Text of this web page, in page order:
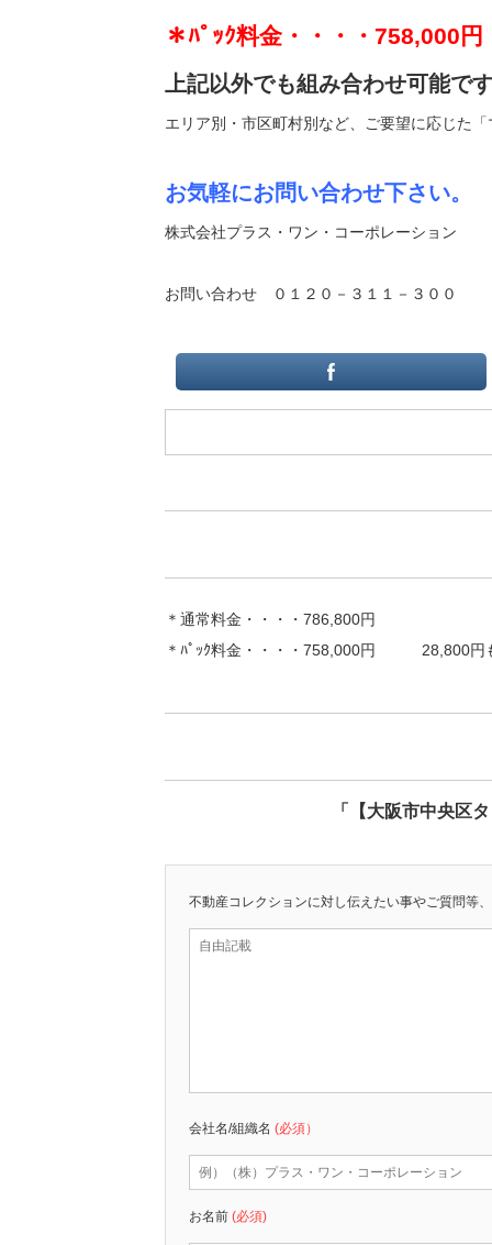
＊ﾊﾟｯｸ料金・・・・
上記以外でも組み合わせ可能
エリア別・市区町村別など、ご要望に応じた
お気軽にお問い合わせ下さい。
株式会社プラス・ワン・コーポレーション
お問い合わせ ０１２０－３１１－３００
＊通常料金・・・・786,800円
＊ﾊﾟｯｸ料金・・・・758,000円 28,800円
「【大阪市中央区
不動産コレクションに対し伝えたい事やご質問等
会社名/組織名 (必須）
お名前 (必須)